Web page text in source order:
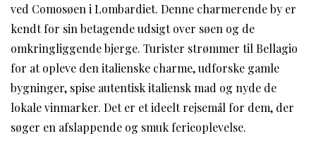
ved Comosøen i Lombardiet. Denne charmerende by er
kendt for sin betagende udsigt over søen og de
omkringliggende bjerge. Turister strømmer til Bellagio
for at opleve den italienske charme, udforske gamle
bygninger, spise autentisk italiensk mad og nyde de
lokale vinmarker. Det er et ideelt rejsemål for dem, der
søger en afslappende og smuk ferieoplevelse.